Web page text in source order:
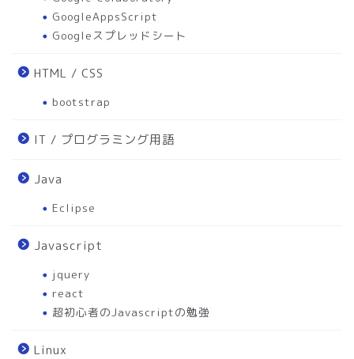
GoogleAppsScript
Googleスプレッドシート
HTML / CSS
bootstrap
IT / プログラミング用語
Java
Eclipse
Javascript
jquery
react
超初心者のJavascriptの勉強
Linux